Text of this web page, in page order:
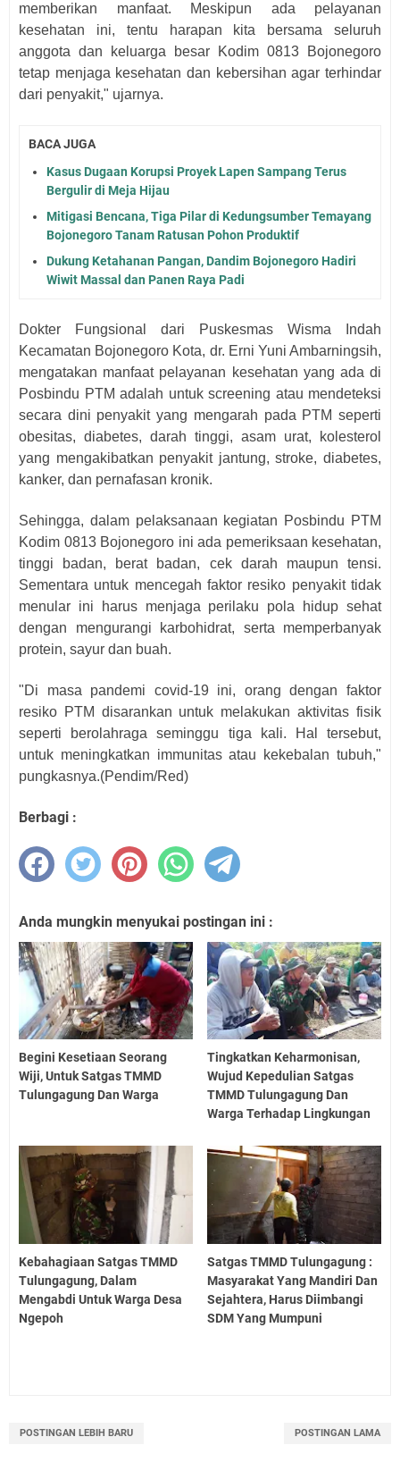
memberikan manfaat. Meskipun ada pelayanan
kesehatan ini, tentu harapan kita bersama seluruh
anggota dan keluarga besar Kodim 0813 Bojonegoro
tetap menjaga kesehatan dan kebersihan agar terhindar
dari penyakit," ujarnya.
BACA JUGA
Kasus Dugaan Korupsi Proyek Lapen Sampang Terus
Bergulir di Meja Hijau
Mitigasi Bencana, Tiga Pilar di Kedungsumber Temayang
Bojonegoro Tanam Ratusan Pohon Produktif
Dukung Ketahanan Pangan, Dandim Bojonegoro Hadiri
Wiwit Massal dan Panen Raya Padi
Dokter Fungsional dari Puskesmas Wisma Indah
Kecamatan Bojonegoro Kota, dr. Erni Yuni Ambarningsih,
mengatakan manfaat pelayanan kesehatan yang ada di
Posbindu PTM adalah untuk screening atau mendeteksi
secara dini penyakit yang mengarah pada PTM seperti
obesitas, diabetes, darah tinggi, asam urat, kolesterol
yang mengakibatkan penyakit jantung, stroke, diabetes,
kanker, dan pernafasan kronik.
Sehingga, dalam pelaksanaan kegiatan Posbindu PTM
Kodim 0813 Bojonegoro ini ada pemeriksaan kesehatan,
tinggi badan, berat badan, cek darah maupun tensi.
Sementara untuk mencegah faktor resiko penyakit tidak
menular ini harus menjaga perilaku pola hidup sehat
dengan mengurangi karbohidrat, serta memperbanyak
protein, sayur dan buah.
"Di masa pandemi covid-19 ini, orang dengan faktor
resiko PTM disarankan untuk melakukan aktivitas fisik
seperti berolahraga seminggu tiga kali. Hal tersebut,
untuk meningkatkan immunitas atau kekebalan tubuh,"
pungkasnya.(Pendim/Red)
Berbagi :
Anda mungkin menyukai postingan ini :
Begini Kesetiaan Seorang
Wiji, Untuk Satgas TMMD
Tulungagung Dan Warga
Tingkatkan Keharmonisan,
Wujud Kepedulian Satgas
TMMD Tulungagung Dan
Warga Terhadap Lingkungan
Kebahagiaan Satgas TMMD
Tulungagung, Dalam
Mengabdi Untuk Warga Desa
Ngepoh
Satgas TMMD Tulungagung :
Masyarakat Yang Mandiri Dan
Sejahtera, Harus Diimbangi
SDM Yang Mumpuni
POSTINGAN LEBIH BARU POSTINGAN LAMA